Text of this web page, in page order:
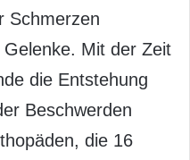
Schmerzen
Mit der Zeit
die Entstehung
Beschwerden
die 16